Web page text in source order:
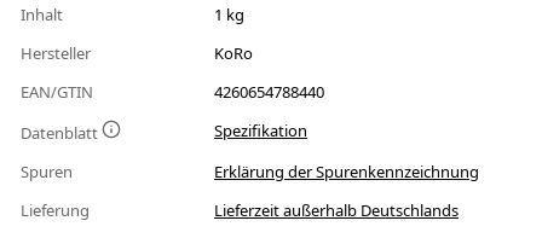
Inhalt
1 kg
Hersteller
KoRo
EAN/GTIN
4260654788440
Datenblatt
Spezifikation
Spuren
Erklärung der Spurenkennzeichnung
Lieferung
Lieferzeit außerhalb Deutschlands